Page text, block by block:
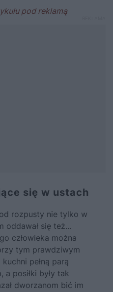
się w ustach
rozpusty nie tylko w
oddawał się też…
człowieka można
tym prawdziwym
pełną parą
a posiłki były tak
dworzanom bić im